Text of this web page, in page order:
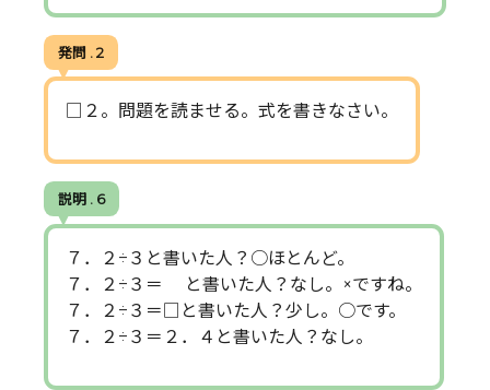
発問 . 2
□２。問題を読ませる。式を書きなさい。
説明 . 6
７．２÷３と書いた人？○ほとんど。
７．２÷３＝ と書いた人？なし。×ですね。
７．２÷３＝□と書いた人？少し。○です。
７．２÷３＝２．４と書いた人？なし。